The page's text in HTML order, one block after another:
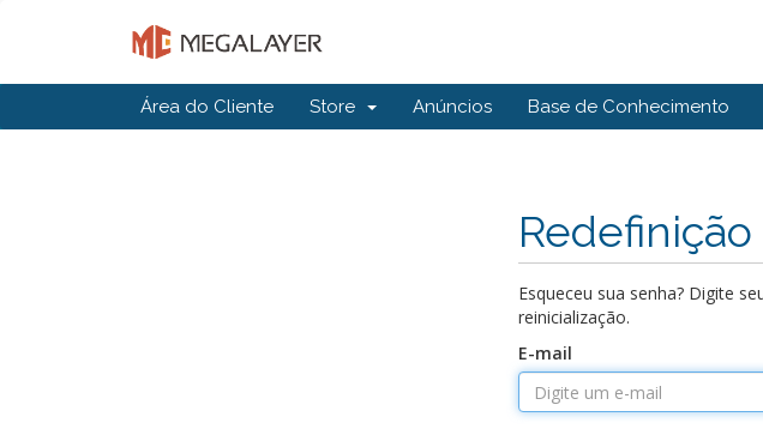
Área do Cliente Store Anúncios Base de Conhecimento
Esqueceu sua senha? Digite
reinicialização.
E-mail